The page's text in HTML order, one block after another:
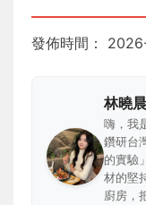
發佈時間：
林曉晨
嗨，我
鑽研台
的實驗
材的堅
廚房，